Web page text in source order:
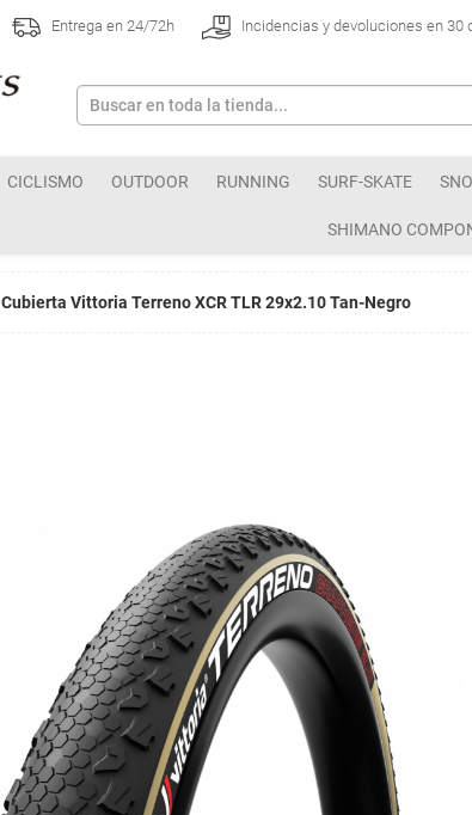
Entrega en 24/72h Incidencias y devoluciones en 30
CICLISMO OUTDOOR RUNNING SURF-SKATE
SHIMANO
Cubierta Vittoria Terreno XCR TLR 29x2.10 Tan-Negro